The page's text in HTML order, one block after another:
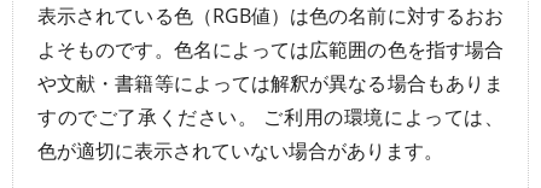
表示されている色（RGB値）は色の名前に対するおお
よそものです。色名によっては広範囲の色を指す場合
や文献・書籍等によっては解釈が異なる場合もありま
すのでご了承ください。 ご利用の環境によっては、
色が適切に表示されていない場合があります。